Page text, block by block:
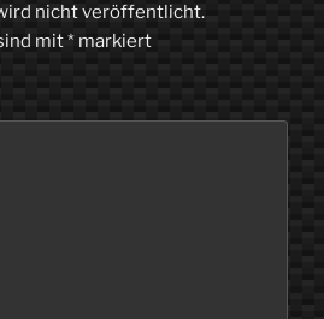
nicht veröffentlicht.
mit* markiert